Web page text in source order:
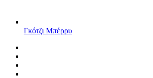
Γκότζι Μπέρρυ